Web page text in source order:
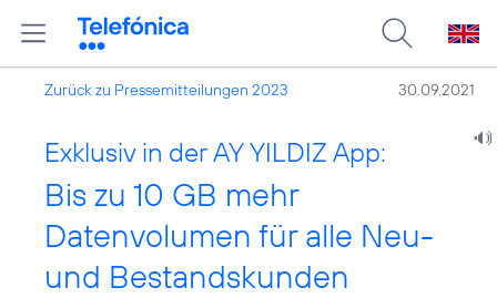
Zurück zu Pressemitteilungen 2023 30.09.2021
Exklusiv in der AY YILDIZ App:
Bis zu 10 GB mehr
Datenvolumen für alle Neu-
und Bestandskunden